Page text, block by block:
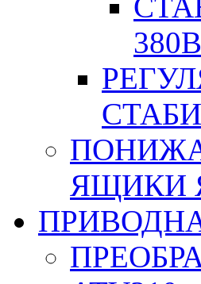
380В
ЯЩИКИ